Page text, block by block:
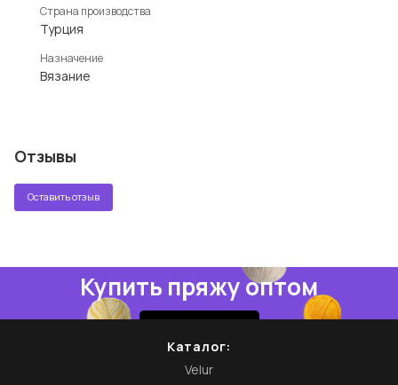
Страна производства
Турция
Назначение
Вязание
Отзывы
Оставить отзыв
Купить пряжу оптом
Каталог:
Velur